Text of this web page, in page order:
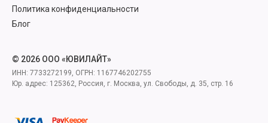
Политика конфиденциальности
Блог
© 2026 ООО «ЮВИЛАЙТ»
ИНН: 7733272199, ОГРН: 1167746202755
Юр. адрес: 125362, Россия, г. Москва, ул. Свободы, д. 35, стр. 16